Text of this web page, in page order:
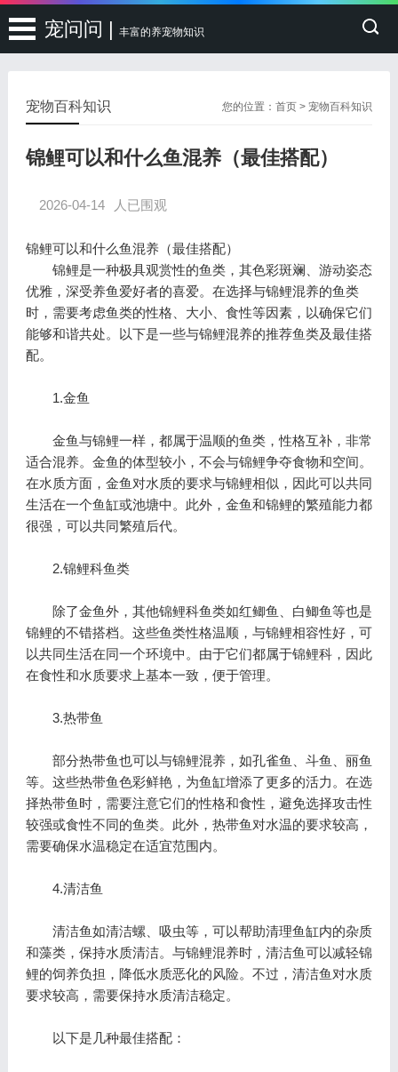
宠问问 | 丰富的养宠物知识
您的位置：首页 >宠物百科知识
宠物百科知识
锦鲤可以和什么鱼混养（最佳搭配）
2026-04-14 人已围观
锦鲤可以和什么鱼混养（最佳搭配）
锦鲤是一种极具观赏性的鱼类，其色彩斑斓、游动姿态
优雅，深受养鱼爱好者的喜爱。在选择与锦鲤混养的鱼类
时，需要考虑鱼类的性格、大小、食性等因素，以确保它们
能够和谐共处。以下是一些与锦鲤混养的推荐鱼类及最佳搭
配。
1.金鱼
金鱼与锦鲤一样，都属于温顺的鱼类，性格互补，非常
适合混养。金鱼的体型较小，不会与锦鲤争夺食物和空间。
在水质方面，金鱼对水质的要求与锦鲤相似，因此可以共同
生活在一个鱼缸或池塘中。此外，金鱼和锦鲤的繁殖能力都
很强，可以共同繁殖后代。
2.锦鲤科鱼类
除了金鱼外，其他锦鲤科鱼类如红鲫鱼、白鲫鱼等也是
锦鲤的不错搭档。这些鱼类性格温顺，与锦鲤相容性好，可
以共同生活在同一个环境中。由于它们都属于锦鲤科，因此
在食性和水质要求上基本一致，便于管理。
3.热带鱼
部分热带鱼也可以与锦鲤混养，如孔雀鱼、斗鱼、丽鱼
等。这些热带鱼色彩鲜艳，为鱼缸增添了更多的活力。在选
择热带鱼时，需要注意它们的性格和食性，避免选择攻击性
较强或食性不同的鱼类。此外，热带鱼对水温的要求较高，
需要确保水温稳定在适宜范围内。
4.清洁鱼
清洁鱼如清洁螺、吸虫等，可以帮助清理鱼缸内的杂质
和藻类，保持水质清洁。与锦鲤混养时，清洁鱼可以减轻锦
鲤的饲养负担，降低水质恶化的风险。不过，清洁鱼对水质
要求较高，需要保持水质清洁稳定。
以下是几种最佳搭配：